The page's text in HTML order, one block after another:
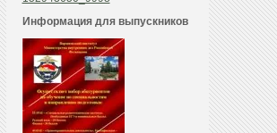
Информация для выпускников